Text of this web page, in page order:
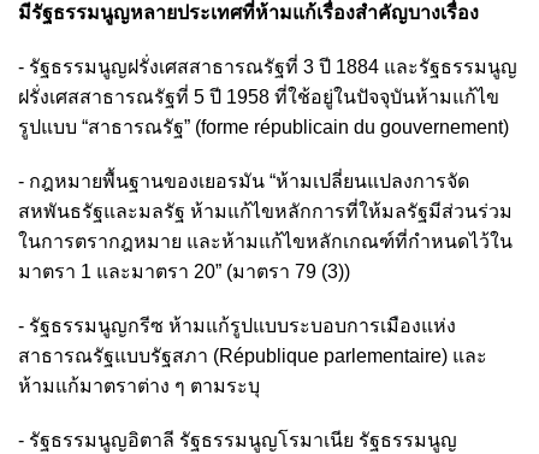
มีรัฐธรรมนูญหลายประเทศที่ห้ามแก้เรื่องสำคัญบางเรื่อง
- รัฐธรรมนูญฝรั่งเศสสาธารณรัฐที่ 3 ปี 1884 และรัฐธรรมนูญ
ฝรั่งเศสสาธารณรัฐที่ 5 ปี 1958 ที่ใช้อยู่ในปัจจุบันห้ามแก้ไข
รูปแบบ “สาธารณรัฐ” (forme républicain du gouvernement)
- กฎหมายพื้นฐานของเยอรมัน “ห้ามเปลี่ยนแปลงการจัด
สหพันธรัฐและมลรัฐ ห้ามแก้ไขหลักการที่ให้มลรัฐมีส่วนร่วม
ในการตรากฎหมาย และห้ามแก้ไขหลักเกณฑ์ที่กำหนดไว้ใน
มาตรา 1 และมาตรา 20” (มาตรา 79 (3))
- รัฐธรรมนูญกรีซ ห้ามแก้รูปแบบระบอบการเมืองแห่ง
สาธารณรัฐแบบรัฐสภา (République parlementaire) และ
ห้ามแก้มาตราต่าง ๆ ตามระบุ
- รัฐธรรมนูญอิตาลี รัฐธรรมนูญโรมาเนีย รัฐธรรมนูญ